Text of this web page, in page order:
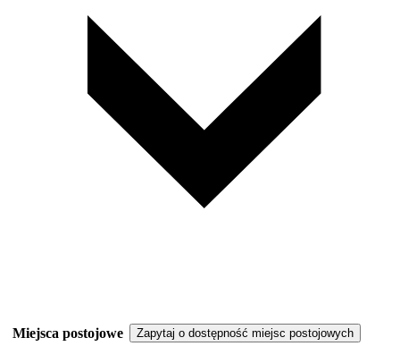
Miejsca postojowe Zapytaj o dostępność miejsc postojowych